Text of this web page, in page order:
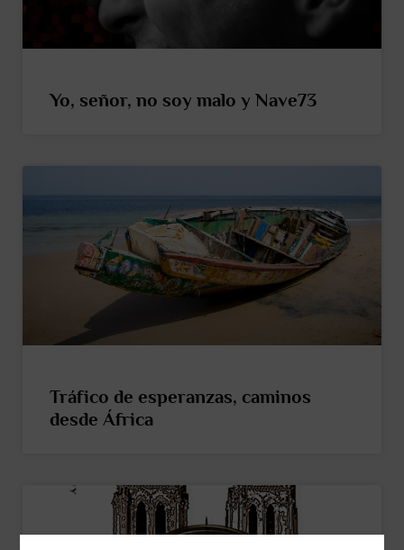
Yo, señor, no soy malo y Nave73
Tráfico de esperanzas, caminos
desde África